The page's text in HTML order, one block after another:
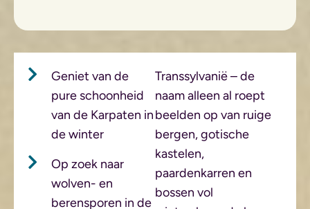
Geniet van de
pure schoonheid
van de Karpaten in
de winter
Op zoek naar
wolven- en
berensporen in de
Transsylvanië – de
naam alleen al roept
beelden op van ruige
bergen, gotische
kastelen,
paardenkarren en
bossen vol